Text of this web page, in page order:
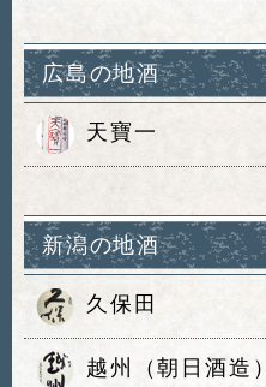
広島の地酒
天寶一
新潟の地酒
久保田
越州（朝日酒造）